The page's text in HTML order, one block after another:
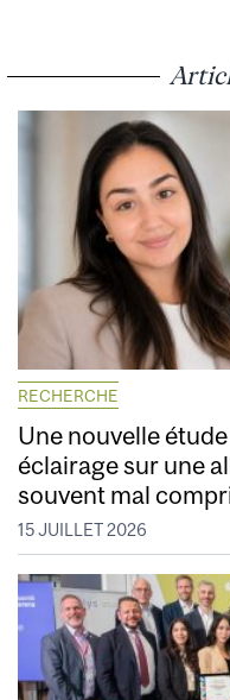
RECHERCHE
Une nouvelle
éclairage sur une
souvent mal
15 JUILLET 2026